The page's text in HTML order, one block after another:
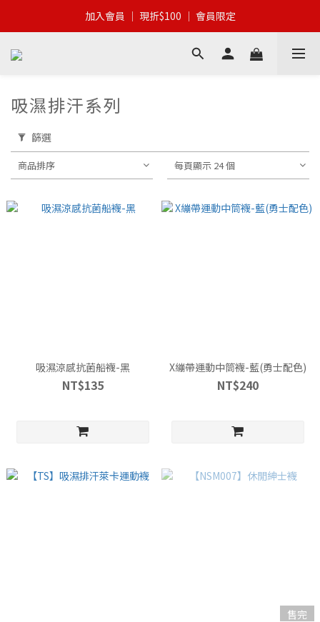
加入會員 │ 全館滿$399 │ 超商免運
加入會員 │ 現折$100 │ 會員限定
加入會員 │ 全館滿$399 │ 超商免運
吸濕排汗系列
篩選
商品排序 每頁顯示 24 個
吸濕涼感抗菌船襪-黑
NT$135
X繃帶運動中筒襪-藍(勇士配色)
NT$240
售完